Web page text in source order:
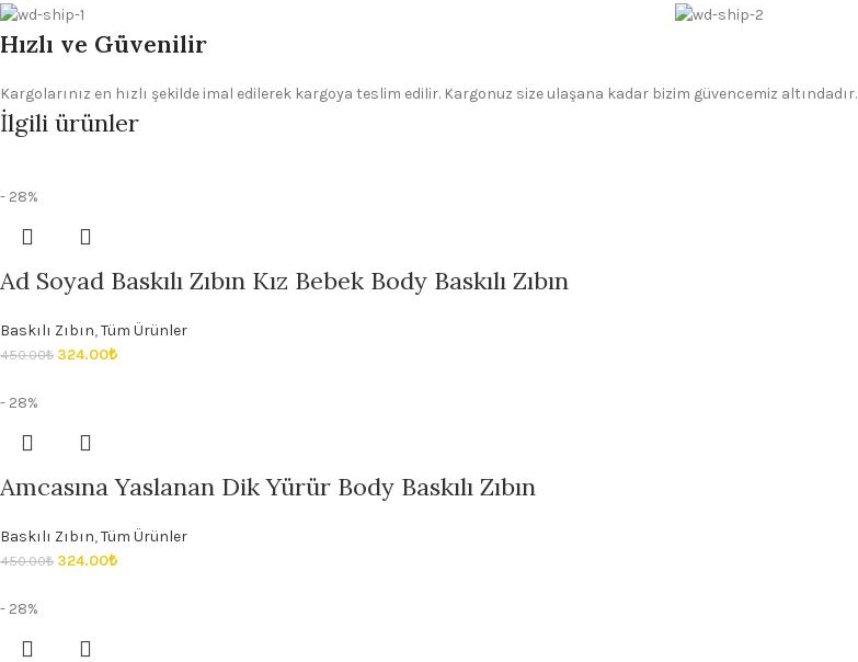
Hızlı ve Güvenilir
Kargolarınız en hızlı şekilde imal edilerek kargoya teslim edilir. Kargonuz size ulaşana kadar bizim güvencemiz altındadır.
İlgili ürünler
- 28%
Ad Soyad Baskılı Zıbın Kız Bebek Body Baskılı Zıbın
Baskılı Zıbın,Tüm Ürünler
450.00₺ 324.00₺
- 28%
Amcasına Yaslanan Dik Yürür Body Baskılı Zıbın
Baskılı Zıbın,Tüm Ürünler
450.00₺ 324.00₺
- 28%